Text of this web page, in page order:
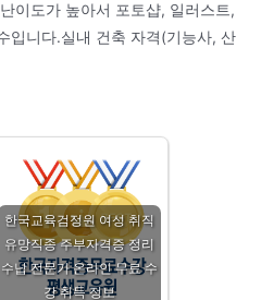
이도가 높아서 포토샵, 일러스트,
입니다.실내 건축 자격(기능사, 산
한국교육검정원 여성 취직
유망직종 주부자격증 정리
수납 전문가 온라인 무료 수
강 취득 정보